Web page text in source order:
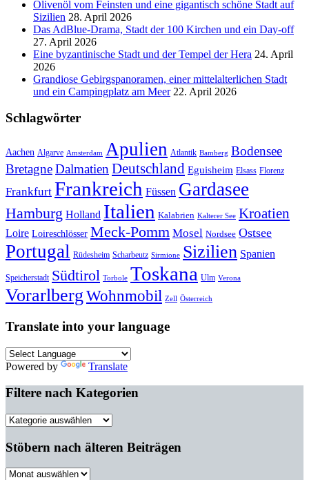
Ölivenöl vom Feinsten und eine gigantisch schöne Stadt auf
Sizilien 28. April 2026
Das AdBlue-Drama, Stadt der 100 Kirchen und ein Day-off
27. April 2026
Eine byzantinische Stadt und der Tempel der Hera 24. April
2026
Grandiose Gebirgspanoramen, einer mittelalterlichen Stadt
und ein Campingplatz am Meer 22. April 2026
Schlagwörter
Aachen Algarve Amsterdam Apulien Atlantik Bamberg Bodensee
BretagneDalmatien Deutschland Eguisheim Elsass Florenz
Frankfurt Frankreich Füssen Gardasee
Hamburg Holland Italien Kalabrien Kalterer See Kroatien
Loire Loireschlösser Meck-Pomm Mosel Nordsee Ostsee
Portugal Rüdesheim Scharbeutz Sirmione Sizilien Spanien
Speicherstadt Südtirol Torbole Toskana Ulm Verona
VorarlbergWohnmobil Zell Österreich
Translate into your language
Powered by Translate
Filtere nach Kategorien
Filtere
Kategorien
Stöbern nach älteren Beiträgen
Stöbern